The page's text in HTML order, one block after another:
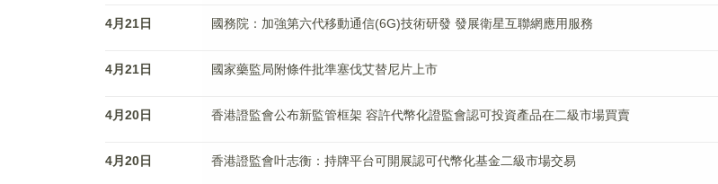
4月21日 國務院：加強第六代移動通信(6G)技術研發 發展衛星互聯網應用服務
4月21日 國家藥監局附條件批準塞伐艾替尼片上市
4月20日 香港證監會公布新監管框架 容許代幣化證監會認可投資產品在二級市場買賣
4月20日 香港證監會叶志衡：持牌平台可開展認可代幣化基金二級市場交易